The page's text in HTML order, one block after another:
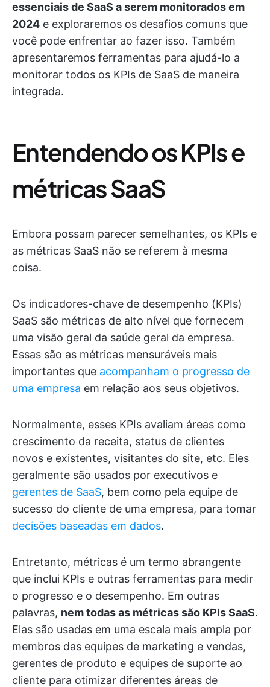
essenciais de SaaS a serem monitorados em
2024 e exploraremos os desafios comuns que
você pode enfrentar ao fazer isso. Também
apresentaremos ferramentas para ajudá-lo a
monitorar todos os KPIs de SaaS de maneira
integrada.
Entendendo os KPIs e
métricas SaaS
Embora possam parecer semelhantes, os KPIs e
as métricas SaaS não se referem à mesma
coisa.
Os indicadores-chave de desempenho (KPIs)
SaaS são métricas de alto nível que fornecem
uma visão geral da saúde geral da empresa.
Essas são as métricas mensuráveis mais
importantes que acompanham o progresso de
uma empresa em relação aos seus objetivos.
Normalmente, esses KPIs avaliam áreas como
crescimento da receita, status de clientes
novos e existentes, visitantes do site, etc. Eles
geralmente são usados por executivos e
gerentes de SaaS, bem como pela equipe de
sucesso do cliente de uma empresa, para tomar
decisões baseadas em dados.
Entretanto, métricas é um termo abrangente
que inclui KPIs e outras ferramentas para medir
o progresso e o desempenho. Em outras
palavras, nem todas as métricas são KPIs SaaS.
Elas são usadas em uma escala mais ampla por
membros das equipes de marketing e vendas,
gerentes de produto e equipes de suporte ao
cliente para otimizar diferentes áreas de